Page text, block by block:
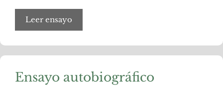
Leer ensayo
Ensayo autobiográfico